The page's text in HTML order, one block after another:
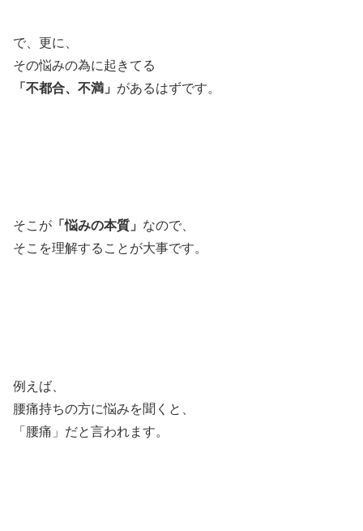
で、更に、
その悩みの為に起きてる
「不都合、不満」 があるはずです。
そこが 「悩みの本質」 なので、
そこを理解することが大事です。
例えば、
腰痛持ちの方に悩みを聞くと、
「腰痛」だと言われます。